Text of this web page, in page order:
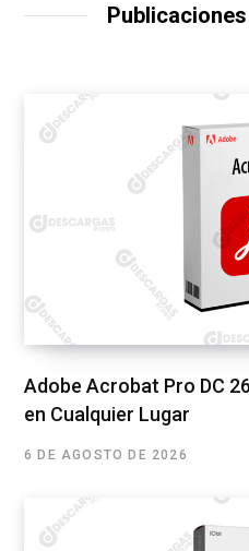
Adobe Acrobat Pro DC
en Cualquier Lugar
6 DE AGOSTO DE 2026